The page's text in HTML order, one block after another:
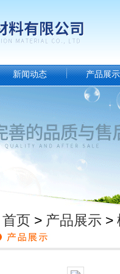
新闻动态 产品展示
首页 > 产品展示 >